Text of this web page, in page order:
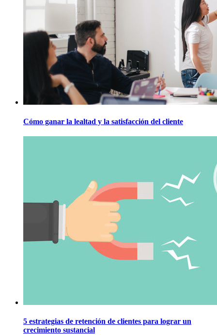
Cómo ganar la lealtad y la satisfacción del cliente
5 estrategias de retención de clientes para lograr un
crecimiento sustancial